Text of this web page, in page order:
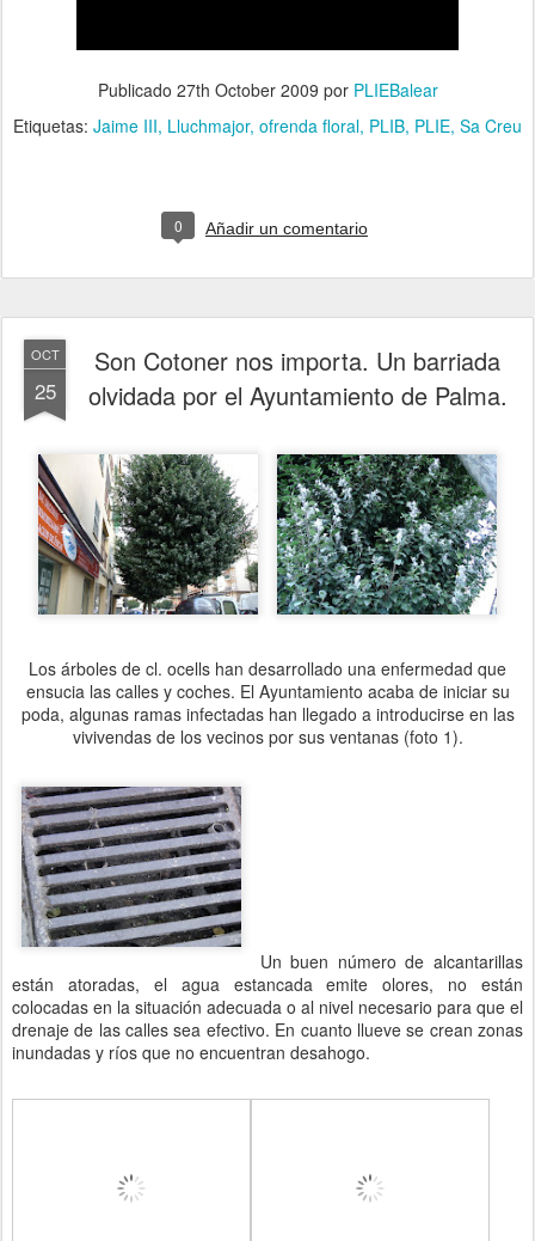
Publicado 27th October 2009 por PLIEBalear
Etiquetas: Jaime III Lluchmajor ofrenda floral PLIB PLIE Sa Creu
0 Añadir un comentario
OCT
25
Son Cotoner nos importa. Un barriada
olvidada por el Ayuntamiento de Palma.
Los árboles de cl. ocells han desarrollado una enfermedad que
ensucia las calles y coches. El Ayuntamiento acaba de iniciar su
poda, algunas ramas infectadas han llegado a introducirse en las
vivivendas de los vecinos por sus ventanas (foto 1).
Un buen número de alcantarillas
están atoradas, el agua estancada emite olores, no están
colocadas en la situación adecuada o al nivel necesario para que el
drenaje de las calles sea efectivo. En cuanto llueve se crean zonas
inundadas y ríos que no encuentran desahogo.